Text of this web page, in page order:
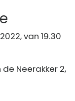
van 19.30
Neerakker 2,